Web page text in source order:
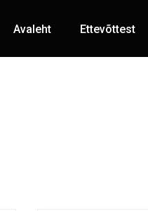
Avaleht Ettevõttest